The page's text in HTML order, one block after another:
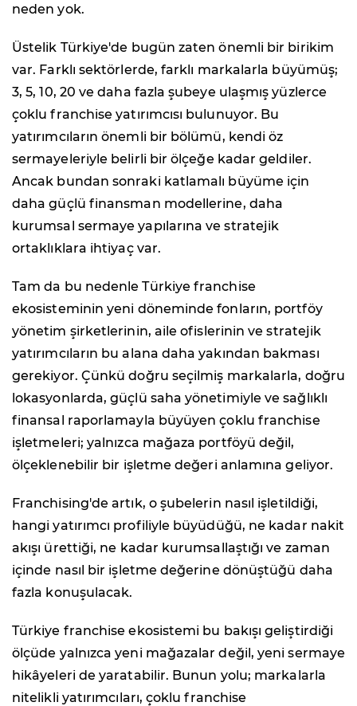
neden yok.
Üstelik Türkiye'de bugün zaten önemli bir birikim
var. Farklı sektörlerde, farklı markalarla büyümüş;
3, 5, 10, 20 ve daha fazla şubeye ulaşmış yüzlerce
çoklu franchise yatırımcısı bulunuyor. Bu
yatırımcıların önemli bir bölümü, kendi öz
sermayeleriyle belirli bir ölçeğe kadar geldiler.
Ancak bundan sonraki katlamalı büyüme için
daha güçlü finansman modellerine, daha
kurumsal sermaye yapılarına ve stratejik
ortaklıklara ihtiyaç var.
Tam da bu nedenle Türkiye franchise
ekosisteminin yeni döneminde fonların, portföy
yönetim şirketlerinin, aile ofislerinin ve stratejik
yatırımcıların bu alana daha yakından bakması
gerekiyor. Çünkü doğru seçilmiş markalarla, doğru
lokasyonlarda, güçlü saha yönetimiyle ve sağlıklı
finansal raporlamayla büyüyen çoklu franchise
işletmeleri; yalnızca mağaza portföyü değil,
ölçeklenebilir bir işletme değeri anlamına geliyor.
Franchising'de artık, o şubelerin nasıl işletildiği,
hangi yatırımcı profiliyle büyüdüğü, ne kadar nakit
akışı ürettiği, ne kadar kurumsallaştığı ve zaman
içinde nasıl bir işletme değerine dönüştüğü daha
fazla konuşulacak.
Türkiye franchise ekosistemi bu bakışı geliştirdiği
ölçüde yalnızca yeni mağazalar değil, yeni sermaye
hikâyeleri de yaratabilir. Bunun yolu; markalarla
nitelikli yatırımcıları, çoklu franchise